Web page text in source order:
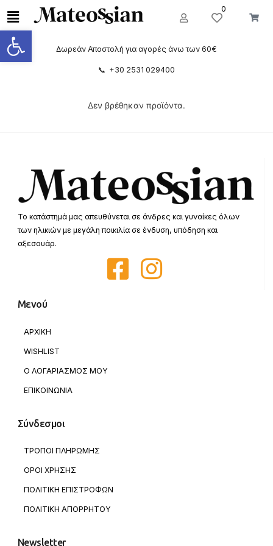
Ανοίξτε τη γραμμή εργαλείων
0
Δωρεάν Αποστολή για αγορές άνω των 60€
📞 +30 2531 029400
Δεν βρέθηκαν προϊόντα.
Το κατάστημά μας απευθύνεται σε άνδρες και γυναίκες όλων
των ηλικιών με μεγάλη ποικιλία σε ένδυση, υπόδηση και
αξεσουάρ.
Μενού
ΑΡΧΙΚΗ
WISHLIST
Ο ΛΟΓΑΡΙΑΣΜΟΣ ΜΟΥ
ΕΠΙΚΟΙΝΩΝΙΑ
Σύνδεσμοι
ΤΡΟΠΟΙ ΠΛΗΡΩΜΗΣ
ΟΡΟΙ ΧΡΗΣΗΣ
ΠΟΛΙΤΙΚΗ ΕΠΙΣΤΡΟΦΩΝ
ΠΟΛΙΤΙΚΗ ΑΠΟΡΡΗΤΟΥ
Newsletter